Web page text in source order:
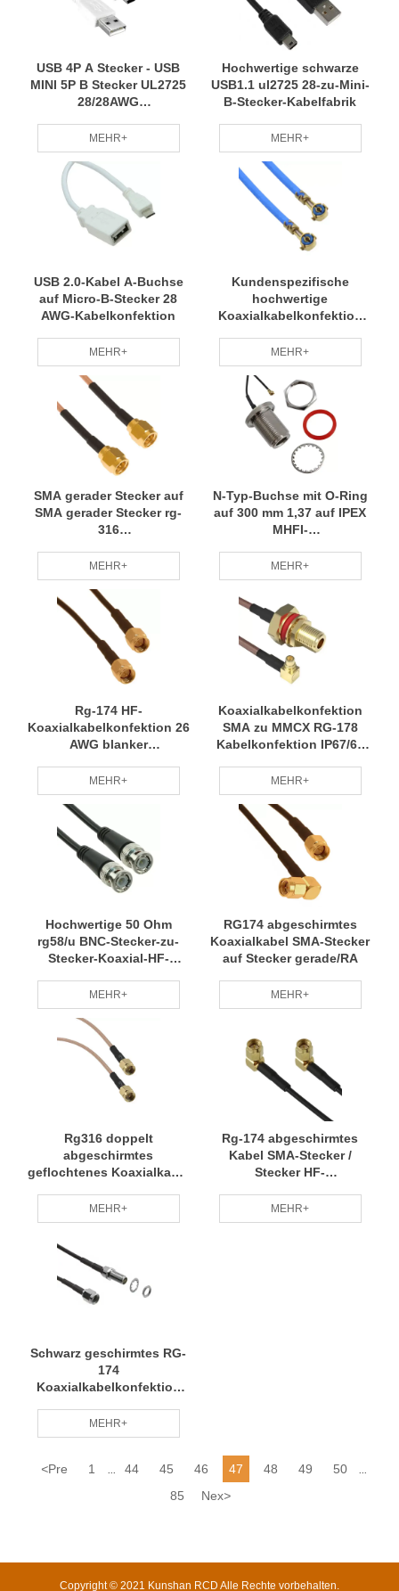
USB 4P A Stecker - USB
MINI 5P B Stecker UL2725
28/28AWG
MEHR+
Hochwertige schwarze
USB1.1 ul2725 28-zu-Mini-
B-Stecker-Kabelfabrik
MEHR+
USB 2.0-Kabel A-Buchse
auf Micro-B-Stecker 28
AWG-Kabelkonfektion
MEHR+
Kundenspezifische
hochwertige
Koaxialkabelkonfektion
rechtwinklig
MEHR+
SMA gerader Stecker auf
SMA gerader Stecker rg-
316
MEHR+
N-Typ-Buchse mit O-Ring
auf 300 mm 1,37 auf IPEX
MHFI-
MEHR+
Rg-174 HF-
Koaxialkabelkonfektion 26
AWG blanker
MEHR+
Koaxialkabelkonfektion
SMA zu MMCX RG-178
Kabelkonfektion IP67/68
MEHR+
Hochwertige 50 Ohm
rg58/u BNC-Stecker-zu-
Stecker-Koaxial-HF-
MEHR+
RG174 abgeschirmtes
Koaxialkabel SMA-Stecker
auf Stecker gerade/RA
MEHR+
Rg316 doppelt
abgeschirmtes
geflochtenes Koaxialkabel
MEHR+
Rg-174 abgeschirmtes
Kabel SMA-Stecker /
Stecker HF-
MEHR+
Schwarz geschirmtes RG-
174
Koaxialkabelkonfektion
MEHR+
<Pre 1 44 45 46 47 48 49 50
85 Nex>
Copyright © 2021 Kunshan RCD Alle Rechte vorbehalten.